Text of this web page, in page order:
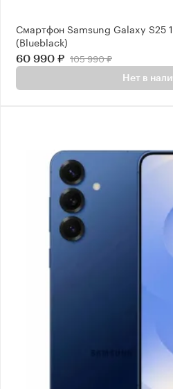
Смартфон Samsung Galaxy S25
(Blueblack)
60 990 ₽ 105 990 ₽
Нет в